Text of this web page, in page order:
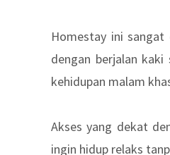
Homestay ini
dengan berjalan
kehidupan malam
Akses yang dekat
ingin hidup relaks